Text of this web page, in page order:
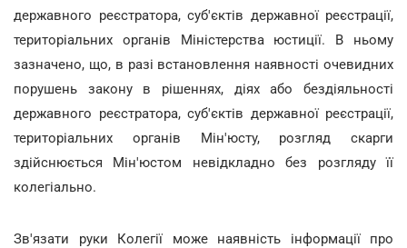
державного реєстратора, суб'єктів державної реєстрації,
територіальних органів Міністерства юстиції. В ньому
зазначено, що, в разі встановлення наявності очевидних
порушень закону в рішеннях, діях або бездіяльності
державного реєстратора, суб'єктів державної реєстрації,
територіальних органів Мін'юсту, розгляд скарги
здійснюється Мін'юстом невідкладно без розгляду її
колегіально.
Зв'язати руки Колегії може наявність інформації про